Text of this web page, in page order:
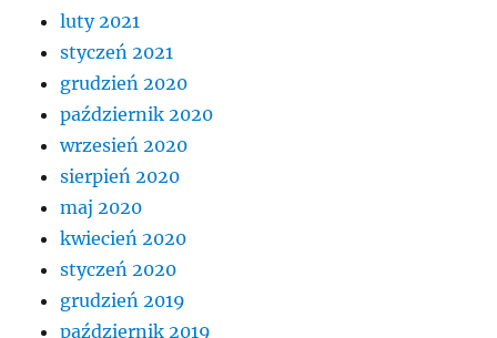
luty 2021
styczeń 2021
grudzień 2020
październik 2020
wrzesień 2020
sierpień 2020
maj 2020
kwiecień 2020
styczeń 2020
grudzień 2019
październik 2019